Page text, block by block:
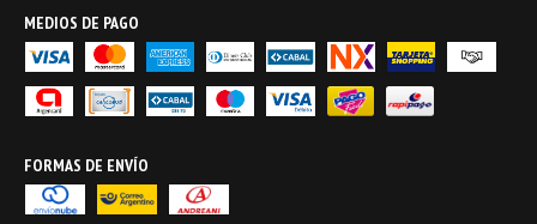
MEDIOS DE PAGO
FORMAS DE ENVÍO